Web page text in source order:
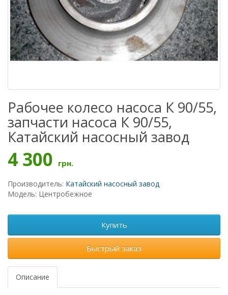
Рабочее колесо насоса К 90/55,
запчасти насоса К 90/55,
Катайский насосный завод
4 300 грн.
Производитель: Катайский насосный завод
Модель: Центробежное
Купить
Быстрый заказ
Описание